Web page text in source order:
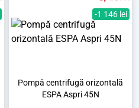
-1 146 lei
Pompă centrifugă orizontală
ESPA Aspri 45N